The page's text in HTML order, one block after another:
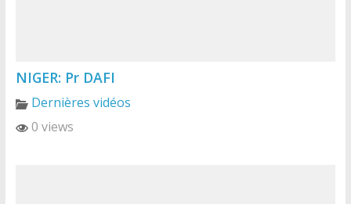
NIGER: Pr DAFI
Dernières vidéos
0 views